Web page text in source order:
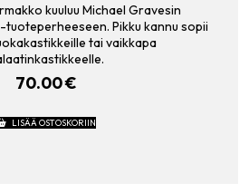
kuuluu Michael Gravesin
tuoteperheeseen. Pikku kannu sopii
tai vaikkapa
70.00€
LISÄÄ OSTOSKORIIN